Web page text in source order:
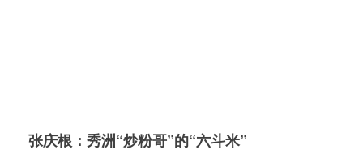
张庆根：秀洲“炒粉哥”的“六斗米”